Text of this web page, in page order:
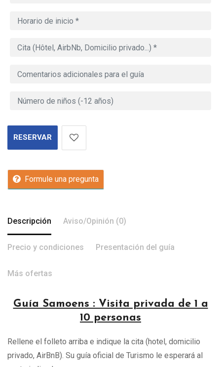
RESERVAR
Formule una pregunta
Descripción Aviso/Opinión (0)
Precio y condiciones Presentación del guía
Más ofertas
Guía Samoens : Visita privada de 1 a
10 personas
Rellene el folleto arriba e indique la cita (hotel, domicilio
privado, AirBnB). Su guía oficial de Turismo le esperará al